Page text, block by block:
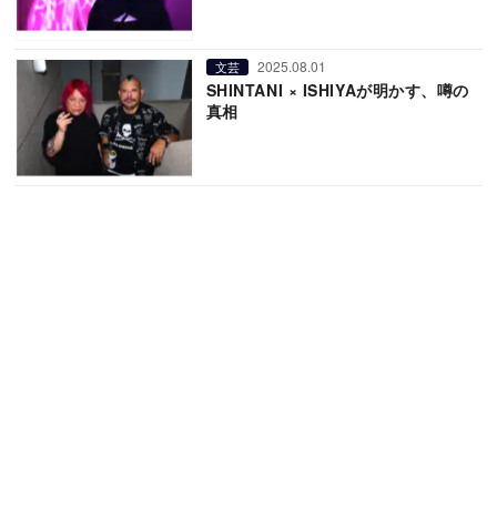
文芸 2025.08.01
SHINTANI × ISHIYAが明かす、噂の
真相